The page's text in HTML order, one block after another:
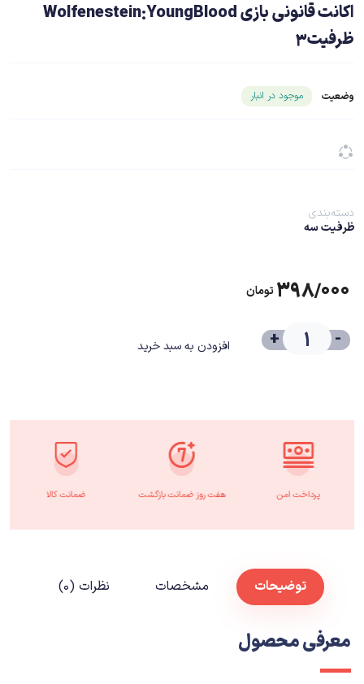
اکانت قانونی بازی Wolfenestein:YoungBlood
ظرفیت3
وضعیت موجود در انبارشناسه محصول ۲۱۱۷۱
دسته‌بندی
ظرفیت سه
۳۹۸/۰۰۰ تومان
-
+ افزودن به سبد خرید
پرداخت امن هفت روز ضمانت بازگشت ضمانت کالا
توضیحات مشخصات نظرات (۰)
معرفی محصول